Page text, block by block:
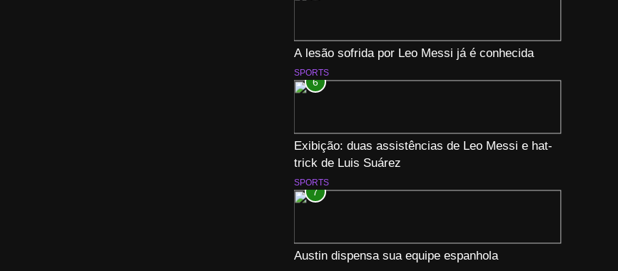
A lesão sofrida por Leo Messi já é conhecida
SPORTS
6
Exibição: duas assistências de Leo Messi e hat-
trick de Luis Suárez
SPORTS
7
Austin dispensa sua equipe espanhola